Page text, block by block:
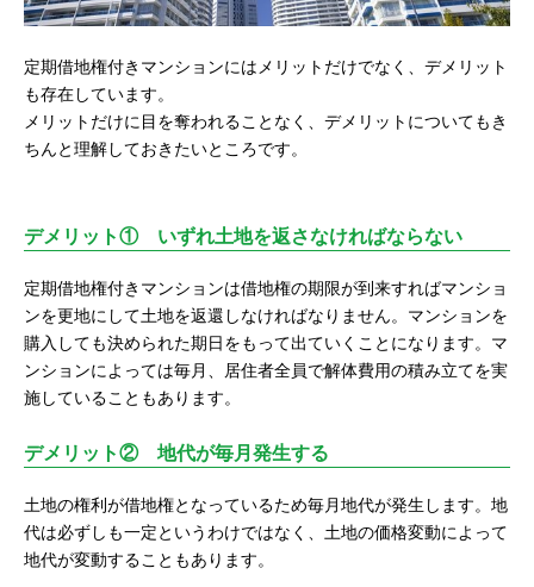
定期借地権付きマンションにはメリットだけでなく、デメリット
も存在しています。
メリットだけに目を奪われることなく、デメリットについてもき
ちんと理解しておきたいところです。
デメリット① いずれ土地を返さなければならない
定期借地権付きマンションは借地権の期限が到来すればマンショ
ンを更地にして土地を返還しなければなりません。マンションを
購入しても決められた期日をもって出ていくことになります。マ
ンションによっては毎月、居住者全員で解体費用の積み立てを実
施していることもあります。
デメリット② 地代が毎月発生する
土地の権利が借地権となっているため毎月地代が発生します。地
代は必ずしも一定というわけではなく、土地の価格変動によって
地代が変動することもあります。